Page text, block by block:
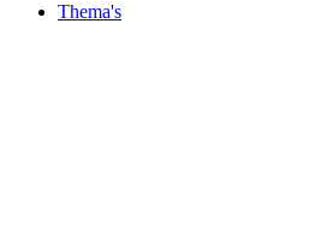
Thema's